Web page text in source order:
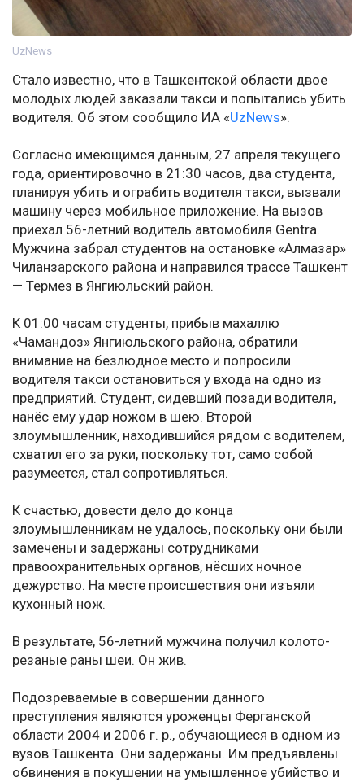
UzNews
Стало известно, что в Ташкентской области двое
молодых людей заказали такси и попытались убить
водителя. Об этом сообщило ИА «UzNews».
Согласно имеющимся данным, 27 апреля текущего
года, ориентировочно в 21:30 часов, два студента,
планируя убить и ограбить водителя такси, вызвали
машину через мобильное приложение. На вызов
приехал 56-летний водитель автомобиля Gentra.
Мужчина забрал студентов на остановке «Алмазар»
Чиланзарского района и направился трассе Ташкент
— Термез в Янгиюльский район.
К 01:00 часам студенты, прибыв махаллю
«Чамандоз» Янгиюльского района, обратили
внимание на безлюдное место и попросили
водителя такси остановиться у входа на одно из
предприятий. Студент, сидевший позади водителя,
нанёс ему удар ножом в шею. Второй
злоумышленник, находившийся рядом с водителем,
схватил его за руки, поскольку тот, само собой
разумеется, стал сопротивляться.
К счастью, довести дело до конца
злоумышленникам не удалось, поскольку они были
замечены и задержаны сотрудниками
правоохранительных органов, нёсших ночное
дежурство. На месте происшествия они изъяли
кухонный нож.
В результате, 56-летний мужчина получил колото-
резаные раны шеи. Он жив.
Подозреваемые в совершении данного
преступления являются уроженцы Ферганской
области 2004 и 2006 г. р., обучающиеся в одном из
вузов Ташкента. Они задержаны. Им предъявлены
обвинения в покушении на умышленное убийство и